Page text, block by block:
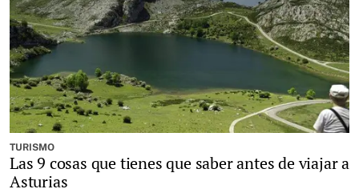
TURISMO
Las 9 cosas que tienes que saber antes de viajar a
Asturias